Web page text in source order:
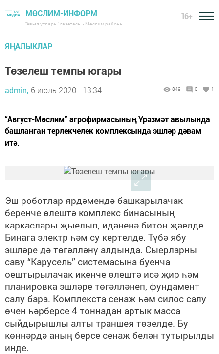
МӨСЛИМ-ИНФОРМ
"Авыл утлары" газетасы - Мөслим районы
16+
ЯҢАЛЫКЛАР
Төзелеш темпы югары
admin, 6 июль 2020 - 13:34 849 0 1
“Август-Мөслим” агрофирмасының Үрәзмәт авылында
башланган терлекчелек комплексында эшләр дәвам
итә.
Эш роботлар ярдәмендә башкарылачак
беренче өлештә комплекс бинасының
каркаслары җыелып, идәненә битон җәелде.
Бинага электр һәм су кертелде. Түбә ябу
эшләре дә төгәлләнү алдында. Сыерларны
саву “Карусель” системасына буенча
оештырылачак икенче өлештә исә җир һәм
планировка эшләре төгәлләнеп, фундамент
салу бара. Комплекста сенаж һәм силос салу
өчен һәрберсе 4 тоннадан артык масса
сыйдырышлы алты траншея төзелде. Бу
көннәрдә аның берсе сенаж белән тутырылды
инде.